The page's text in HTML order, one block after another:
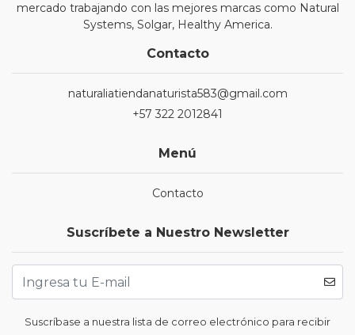
mercado trabajando con las mejores marcas como Natural
Systems, Solgar, Healthy America.
Contacto
naturaliatiendanaturista583@gmail.com
+57 322 2012841
Menú
Contacto
Suscríbete a Nuestro Newsletter
Suscríbase a nuestra lista de correo electrónico para recibir